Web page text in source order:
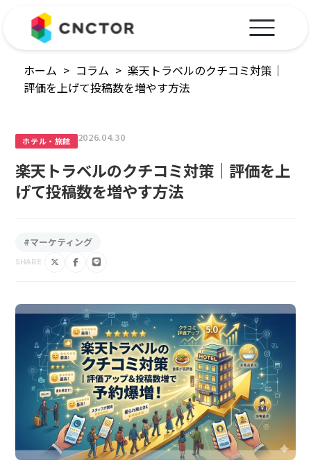
ホーム > コラム > 楽天トラベルのクチコミ対策｜
評価を上げて投稿数を増やす方法
ホテル・旅館 2026.04.30
楽天トラベルのクチコミ対策｜評価を上
げて投稿数を増やす方法
#マーケティング
SHARE